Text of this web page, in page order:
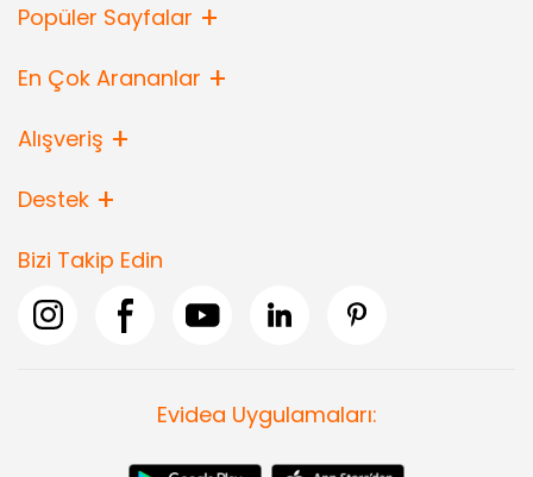
Popüler Sayfalar
En Çok Arananlar
Alışveriş
Destek
Bizi Takip Edin
Evidea Uygulamaları: